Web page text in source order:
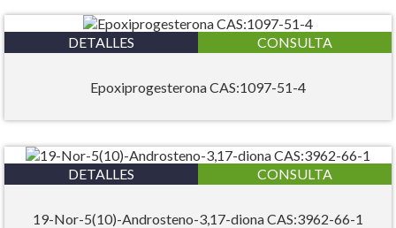
DETALLES CONSULTA
Epoxiprogesterona CAS:1097-51-4
DETALLES CONSULTA
19-Nor-5(10)-Androsteno-3,17-diona CAS:3962-66-1